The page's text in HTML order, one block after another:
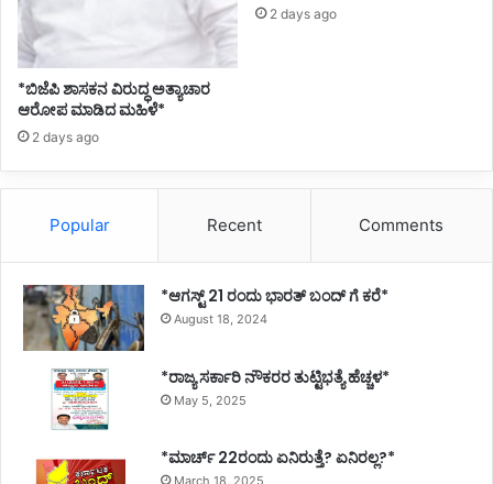
*ಬಿಜೆಪಿ ಶಾಸಕನ ವಿರುದ್ಧ ಅತ್ಯಾಚಾರ
ಆರೋಪ ಮಾಡಿದ ಮಹಿಳೆ*
2 days ago
2 days ago
Popular Recent Comments
*ಆಗಸ್ಟ್ 21 ರಂದು ಭಾರತ್‌ ಬಂದ್‌ ಗೆ ಕರೆ*
August 18, 2024
*ರಾಜ್ಯ ಸರ್ಕಾರಿ ನೌಕರರ ತುಟ್ಟಿಭತ್ಯೆ ಹೆಚ್ಚಳ*
May 5, 2025
*ಮಾರ್ಚ್ 22ರಂದು ಏನಿರುತ್ತೆ? ಏನಿರಲ್ಲ?*
March 18, 2025